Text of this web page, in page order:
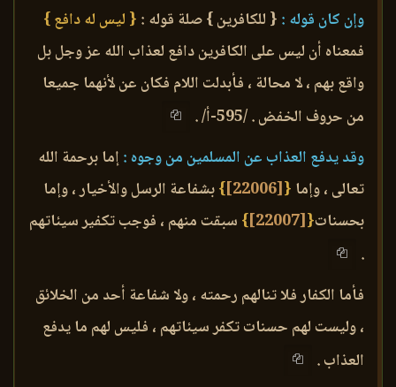
وإن كان قوله : { للكافرين } صلة قوله : { ليس له دافع }
فمعناه أن ليس على الكافرين دافع لعذاب الله عز وجل بل
واقع بهم ، لا محالة ، فأبدلت اللام فكان عن لأنهما جميعا
من حروف الخفض . /595-أ/ .
وقد يدفع العذاب عن المسلمين من وجوه :إما برحمة الله
تعالى ، وإما {
[22006]
}بشفاعة الرسل والأخيار ، وإما
بحسنات{
[22007]
} سبقت منهم ، فوجب تكفير سيئاتهم
.
فأما الكفار فلا تنالهم رحمته ، ولا شفاعة أحد من الخلائق
، وليست لهم حسنات تكفر سيئاتهم ، فليس لهم ما يدفع
العذاب .